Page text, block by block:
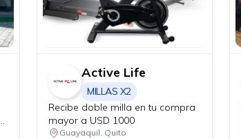
Active Life
MILLAS X2
Recibe doble milla en tu compra
mayor a USD 1000
Guayaquil, Quito